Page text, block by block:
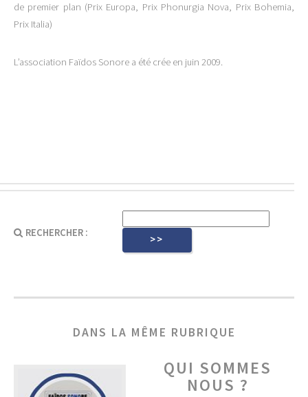
de premier plan (Prix Europa, Prix Phonurgia Nova, Prix Bohemia,
Prix Italia)
L’association Faïdos Sonore a été crée en juin 2009.
RECHERCHER :
DANS LA MÊME RUBRIQUE
QUI SOMMES
NOUS ?